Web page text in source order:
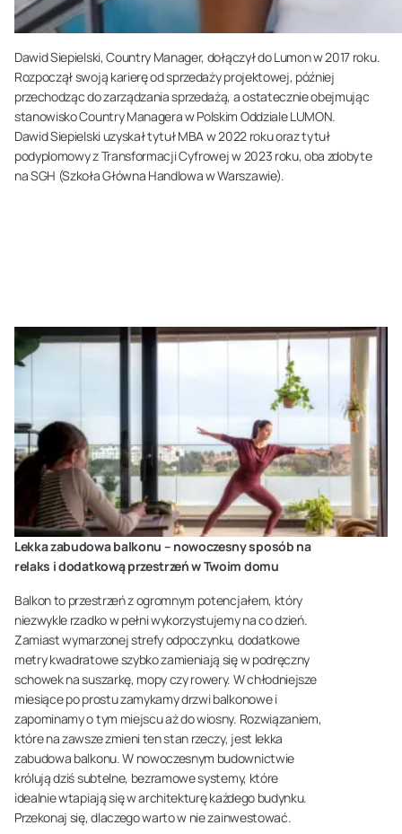
Dawid Siepielski, Country Manager, dołączył do Lumon w 2017 roku.
Rozpoczął swoją karierę od sprzedaży projektowej, później
przechodząc do zarządzania sprzedażą, a ostatecznie obejmując
stanowisko Country Managera w Polskim Oddziale LUMON.
Dawid Siepielski uzyskał tytuł MBA w 2022 roku oraz tytuł
podyplomowy z Transformacji Cyfrowej w 2023 roku, oba zdobyte
na SGH (Szkoła Główna Handlowa w Warszawie).
Lekka zabudowa balkonu – nowoczesny sposób na
relaks i dodatkową przestrzeń w Twoim domu
Balkon to przestrzeń z ogromnym potencjałem, który
niezwykle rzadko w pełni wykorzystujemy na co dzień.
Zamiast wymarzonej strefy odpoczynku, dodatkowe
metry kwadratowe szybko zamieniają się w podręczny
schowek na suszarkę, mopy czy rowery. W chłodniejsze
miesiące po prostu zamykamy drzwi balkonowe i
zapominamy o tym miejscu aż do wiosny. Rozwiązaniem,
które na zawsze zmieni ten stan rzeczy, jest lekka
zabudowa balkonu. W nowoczesnym budownictwie
królują dziś subtelne, bezramowe systemy, które
idealnie wtapiają się w architekturę każdego budynku.
Przekonaj się, dlaczego warto w nie zainwestować.